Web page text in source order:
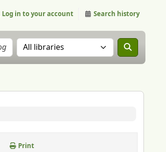
Log in to your account Search history
Search the catalog in:
Print